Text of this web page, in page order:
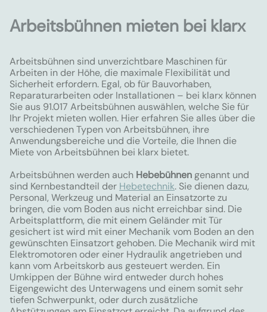
Arbeitsbühnen mieten bei klarx
Arbeitsbühnen sind unverzichtbare Maschinen für
Arbeiten in der Höhe, die maximale Flexibilität und
Sicherheit erfordern. Egal, ob für Bauvorhaben,
Reparaturarbeiten oder Installationen – bei klarx können
Sie aus 91.017 Arbeitsbühnen auswählen, welche Sie für
Ihr Projekt mieten wollen. Hier erfahren Sie alles über die
verschiedenen Typen von Arbeitsbühnen, ihre
Anwendungsbereiche und die Vorteile, die Ihnen die
Miete von Arbeitsbühnen bei klarx bietet.
Arbeitsbühnen werden auch Hebebühnen genannt und
sind Kernbestandteil der Hebetechnik. Sie dienen dazu,
Personal, Werkzeug und Material an Einsatzorte zu
bringen, die vom Boden aus nicht erreichbar sind. Die
Arbeitsplattform, die mit einem Geländer mit Tür
gesichert ist wird mit einer Mechanik vom Boden an den
gewünschten Einsatzort gehoben. Die Mechanik wird mit
Elektromotoren oder einer Hydraulik angetrieben und
kann vom Arbeitskorb aus gesteuert werden. Ein
Umkippen der Bühne wird entweder durch hohes
Eigengewicht des Unterwagens und einem somit sehr
tiefen Schwerpunkt, oder durch zusätzliche